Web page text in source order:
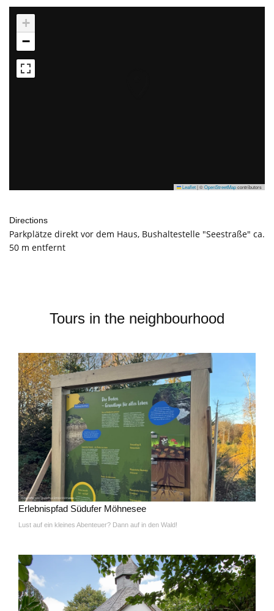
+
−
Leaflet|©OpenStreetMapcontributors
Directions
Parkplätze direkt vor dem Haus, Bushaltestelle "Seestraße" ca.
50 m entfernt
Tours in the neighbourhood
Erlebnispfad Südufer Möhnesee
Lust auf ein kleines Abenteuer? Dann auf in den Wald!